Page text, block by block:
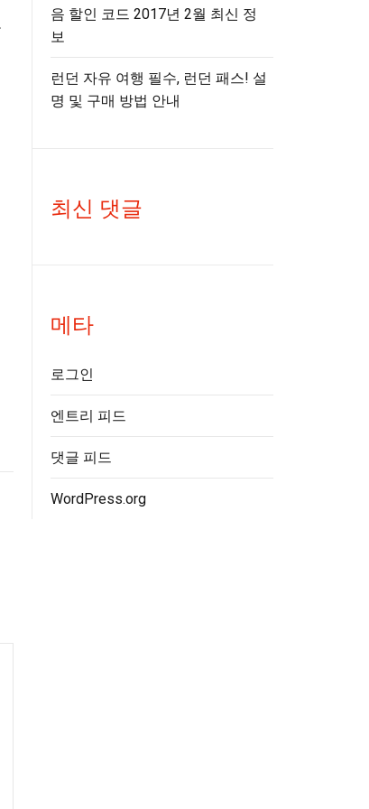
음 할인 코드 2017년 2월 최신 정
보
런던 자유 여행 필수, 런던 패스! 설
명 및 구매 방법 안내
최신 댓글
메타
로그인
엔트리 피드
댓글 피드
WordPress.org